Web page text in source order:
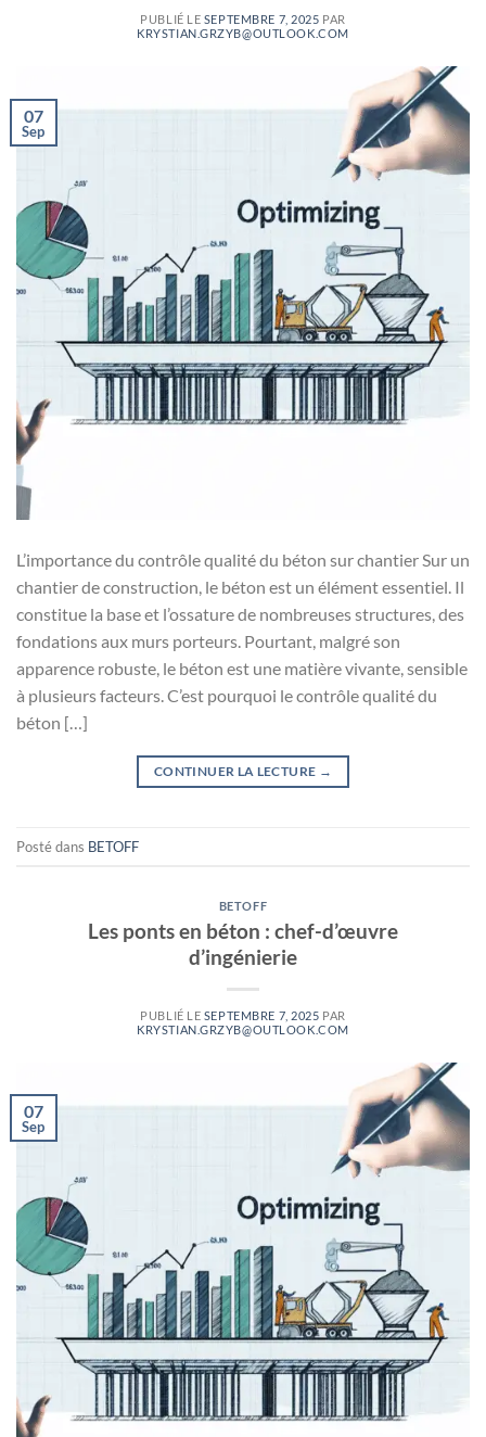
PUBLIÉ LE SEPTEMBRE 7, 2025 PAR
KRYSTIAN.GRZYB@OUTLOOK.COM
07
Sep
L’importance du contrôle qualité du béton sur chantier Sur un
chantier de construction, le béton est un élément essentiel. Il
constitue la base et l’ossature de nombreuses structures, des
fondations aux murs porteurs. Pourtant, malgré son
apparence robuste, le béton est une matière vivante, sensible
à plusieurs facteurs. C’est pourquoi le contrôle qualité du
béton […]
CONTINUER LA LECTURE →
Posté dans BETOFF
BETOFF
Les ponts en béton : chef-d’œuvre
d’ingénierie
PUBLIÉ LE SEPTEMBRE 7, 2025 PAR
KRYSTIAN.GRZYB@OUTLOOK.COM
07
Sep